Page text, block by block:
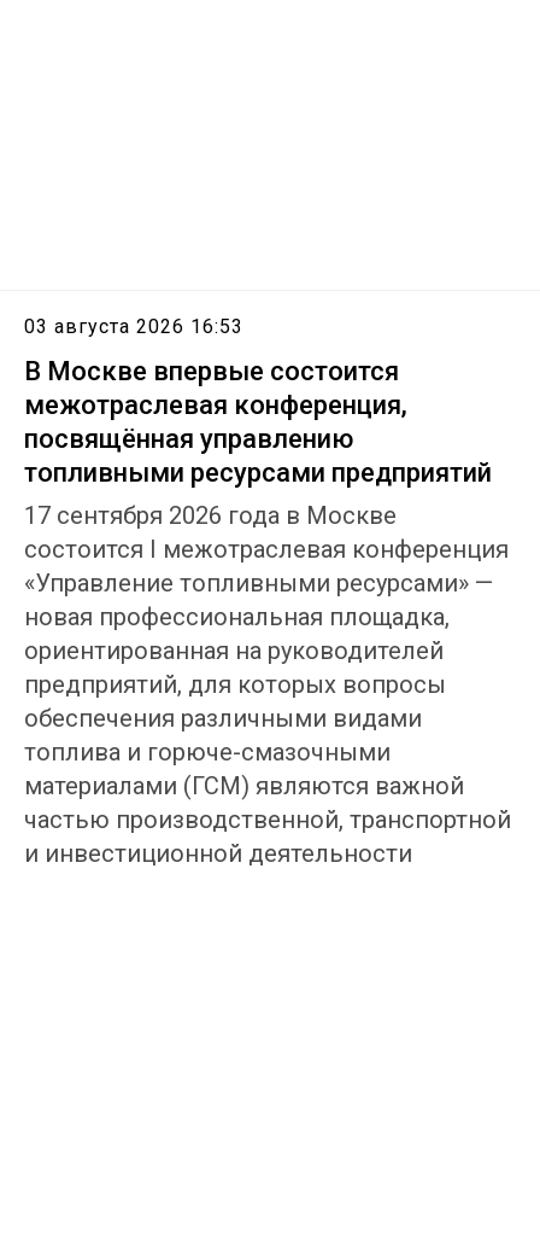
03 августа 2026 16:53
В Москве впервые состоится
межотраслевая конференция,
посвящённая управлению
топливными ресурсами предприятий
17 сентября 2026 года в Москве
состоится I межотраслевая конференция
«Управление топливными ресурсами» —
новая профессиональная площадка,
ориентированная на руководителей
предприятий, для которых вопросы
обеспечения различными видами
топлива и горюче-смазочными
материалами (ГСМ) являются важной
частью производственной, транспортной
и инвестиционной деятельности